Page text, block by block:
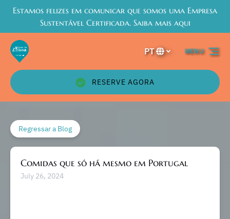
Passar para a navegação primária
Passar para o conteúdo
Passar para o rodapé
Estamos felizes em comunicar que somos uma Empresa
Sustentável Certificada. Saiba mais aqui
Selecione
o
idioma
PT
RESERVE AGORA
MENU
Regressar a Blog
Comidas que só há mesmo em Portugal
July 26, 2024